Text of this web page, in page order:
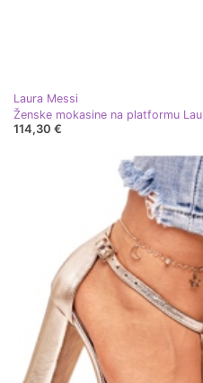
Laura Messi
Ženske mokasine na platformu
114,30 €